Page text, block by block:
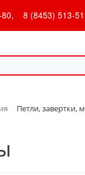
80, 8 (8453) 513-
Петли, завертки,